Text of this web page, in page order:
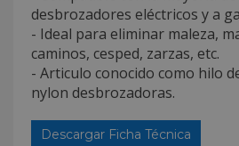
desbrozadores eléctricos y a
- Ideal para eliminar maleza,
caminos, cesped, zarzas, etc.
- Articulo conocido como hilo
nylon desbrozadoras.
Descargar Ficha Técnica